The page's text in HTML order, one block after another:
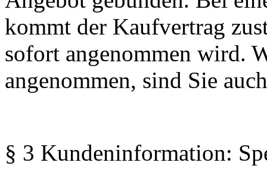
kommt der Kaufvertrag
sofort angenommen wird.
angenommen, sind Sie
§ 3 Kundeninformation: